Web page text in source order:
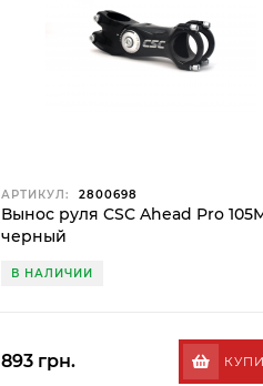
АРТИКУЛ: 2800698
Вынос руля CSC Ahead Pro
черный
В НАЛИЧИИ
893 грн.